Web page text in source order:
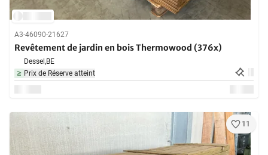
A3-46090-21627
Revêtement de jardin en bois Thermowood (376x)
Dessel,BE
Prix de Réserve atteint
11